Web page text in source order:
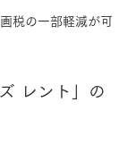
税の一部軽減が可
レント」の